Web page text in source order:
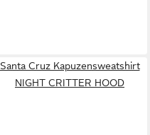
Santa Cruz Kapuzensweatshirt
NIGHT CRITTER HOOD